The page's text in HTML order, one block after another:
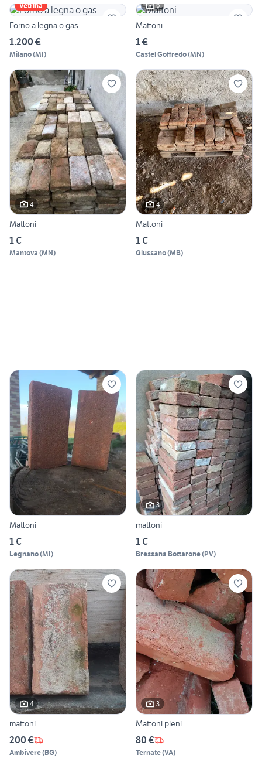
Vetrina
Forno a legna o gas
1.200 €
Milano(MI)
6
Mattoni
1 €
Castel Goffredo(MN)
4
Mattoni
1 €
Mantova (MN)
4
Mattoni
1 €
Giussano(MB)
Mattoni
1 €
Legnano(MI)
3
mattoni
1 €
Bressana Bottarone(PV)
4
mattoni
200 €
Ambivere(BG)
3
Mattoni pieni
80 €
Ternate(VA)